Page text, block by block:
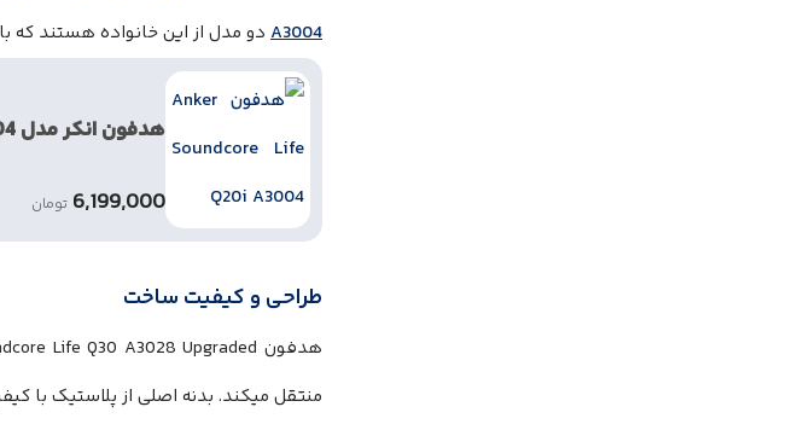
A3004 دو مدل از این خانواده هستند که
هدفون انکر مدل Soundcore Life Q20i A3004
6,199,000 تومان
طراحی و کیفیت ساخت